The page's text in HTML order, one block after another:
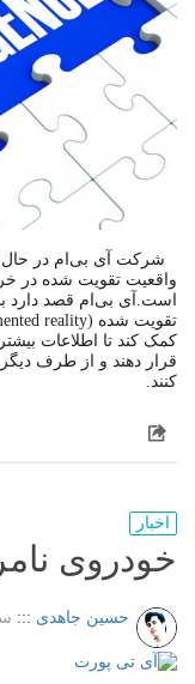
شرکت آی بی‌ام در حال
واقعیت تقویت شده در
است.آی بی‌ام قصد دارد
کمک کند تا اطلاعات
قرار دهند و از طرف
کنند.
اخبار
خودروی
حسین جاهدی ::: سه